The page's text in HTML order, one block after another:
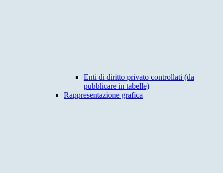
Enti di diritto privato controllati (da
pubblicare in tabelle)
Rappresentazione grafica